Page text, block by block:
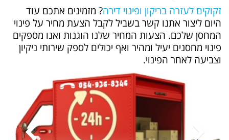
זקוקים לעזרה בריקון ופינוי דירה? מזמינים אתכם עוד
היום ליצור אתנו קשר בשביל לקבל הצעת מחיר על פינוי
המחסן שלכם. הצעות המחיר שלנו הוגנות ואנו מספקים
פינוי מחסנים יעיל ומהיר ואף יכולים לספק שירותי ניקיון
וצביעה לאחר הפינוי.